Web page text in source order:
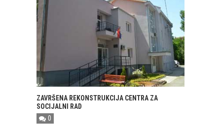
ZAVRŠENA REKONSTRUKCIJA CENTRA ZA
SOCIJALNI RAD
0